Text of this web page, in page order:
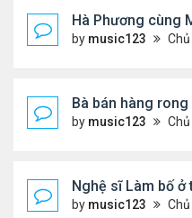
Hà Phương cùng
by music123 Chủ nhật Tháng 7 26,
Bà bán hàng rong
by music123 Chủ nhật Tháng 7 26,
Nghệ sĩ Làm bố
by music123 Chủ nhật Tháng 7 26,